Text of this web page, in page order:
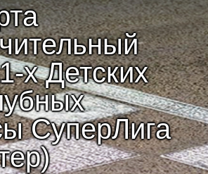
х Детских
СуперЛига